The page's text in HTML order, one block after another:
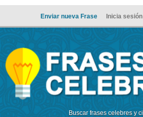
Enviar nueva Frase Inicia sesión
Buscar frases celebres y